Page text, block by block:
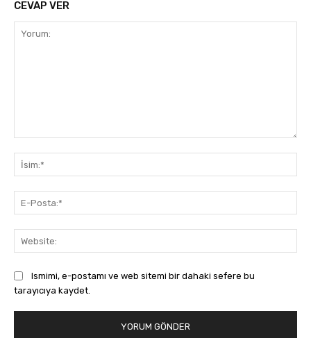
CEVAP VER
Ismimi, e-postamı ve web sitemi bir dahaki sefere bu
tarayıcıya kaydet.